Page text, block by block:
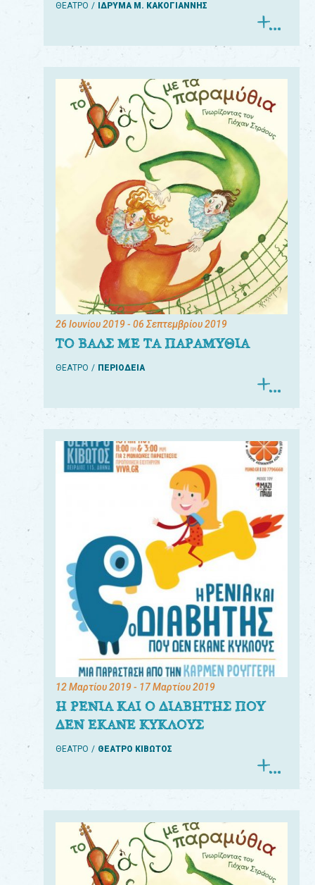
ΘΕΑΤΡΟ
ΙΔΡΥΜΑ Μ. ΚΑΚΟΓΙΑΝΝΗΣ
26 Ιουνίου 2019- 06 Σεπτεμβρίου 2019
ΤΟ ΒΑΛΣ ΜΕ ΤΑ ΠΑΡΑΜΥΘΙΑ
ΘΕΑΤΡΟ ΠΕΡΙΟΔΕΙΑ
12 Μαρτίου 2019- 17 Μαρτίου 2019
Η ΡΕΝΙΑ ΚΑΙ Ο ΔΙΑΒΗΤΗΣ ΠΟΥ
ΔΕΝ ΕΚΑΝΕ ΚΥΚΛΟΥΣ
ΘΕΑΤΡΟ ΘΕΑΤΡΟ ΚΙΒΩΤΟΣ